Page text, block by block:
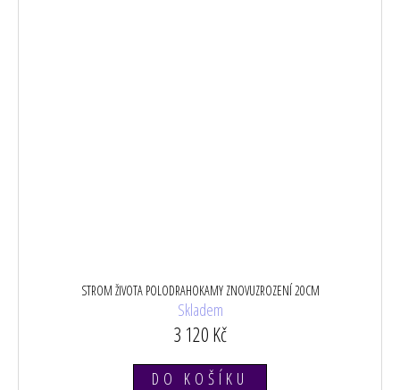
STROM ŽIVOTA POLODRAHOKAMY ZNOVUZROZENÍ 20CM
Skladem
3 120 Kč
DO KOŠÍKU